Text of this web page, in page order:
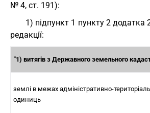
№ 4, ст. 191):
1) підпункт 1 пункту 2 додатка
редакції:
"1) витягів з Державного земельного
землі в межах адміністративно-
одиниць